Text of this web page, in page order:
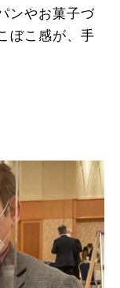
ンやお菓子づ
ぼこ感が、手